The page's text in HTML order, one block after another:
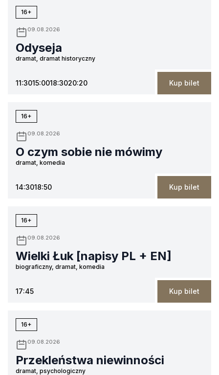
16+
09.08.2026
Odyseja
dramat, dramat historyczny
11:3015:0018:3020:20 Kup bilet
16+
09.08.2026
O czym sobie nie mówimy
dramat, komedia
14:3018:50 Kup bilet
16+
09.08.2026
Wielki Łuk [napisy PL + EN]
biograficzny, dramat, komedia
17:45 Kup bilet
16+
09.08.2026
Przekleństwa niewinności
dramat, psychologiczny